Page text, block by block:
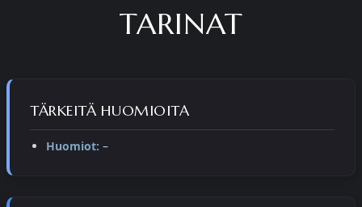
TARINAT
TÄRKEITÄ HUOMIOITA
Huomiot: –